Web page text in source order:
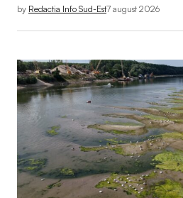
by Redactia Info Sud-Est7 august 2026